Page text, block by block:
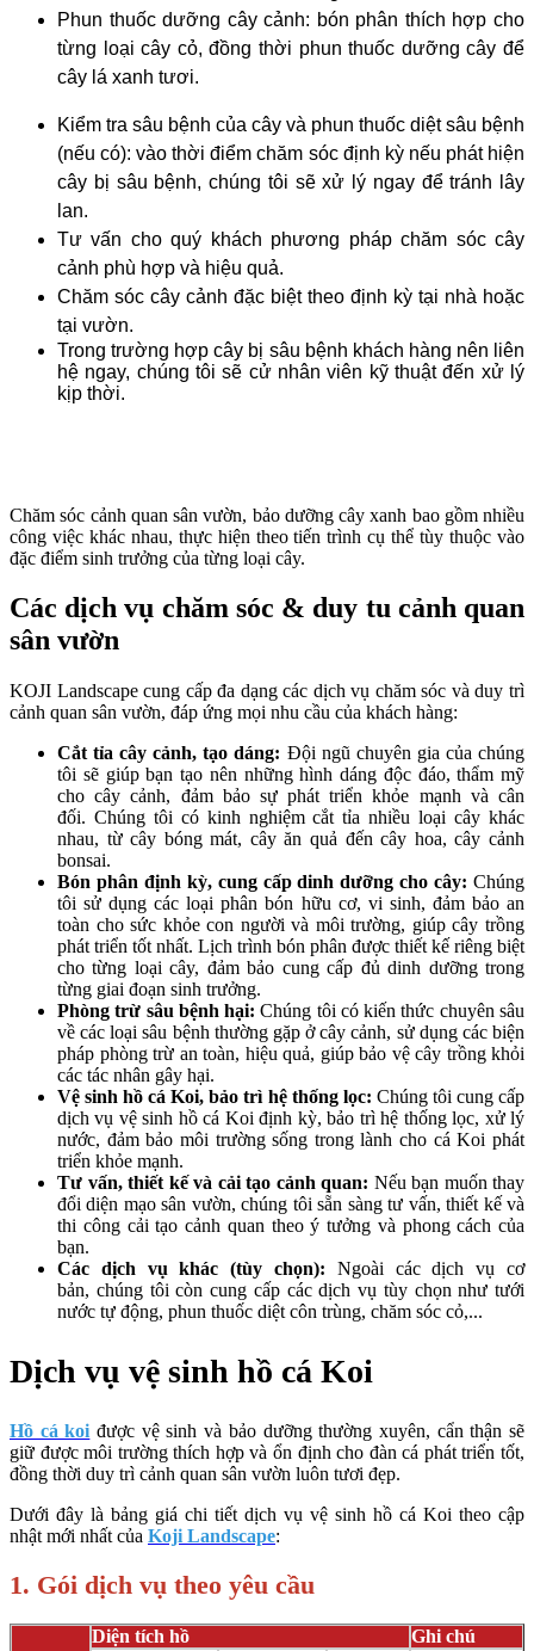
Phun thuốc dưỡng cây cảnh: bón phân thích hợp cho
từng loại cây cỏ, đồng thời phun thuốc dưỡng cây để
cây lá xanh tươi.
Kiểm tra sâu bệnh của cây và phun thuốc diệt sâu bệnh
(nếu có): vào thời điểm chăm sóc định kỳ nếu phát hiện
cây bị sâu bệnh, chúng tôi sẽ xử lý ngay để tránh lây
lan.
Tư vấn cho quý khách phương pháp chăm sóc cây
cảnh phù hợp và hiệu quả.
Chăm sóc cây cảnh đặc biệt theo định kỳ tại nhà hoặc
tại vườn.
Trong trường hợp cây bị sâu bệnh khách hàng nên liên
hệ ngay, chúng tôi sẽ cử nhân viên kỹ thuật đến xử lý
kịp thời.
Chăm sóc cảnh quan sân vườn, bảo dưỡng cây xanh bao gồm nhiều
công việc khác nhau, thực hiện theo tiến trình cụ thể tùy thuộc vào
đặc điểm sinh trưởng của từng loại cây.
Các dịch vụ chăm sóc & duy tu cảnh quan
sân vườn
KOJI Landscape cung cấp đa dạng các dịch vụ chăm sóc và duy trì
cảnh quan sân vườn, đáp ứng mọi nhu cầu của khách hàng:
Cắt tỉa cây cảnh, tạo dáng: Đội ngũ chuyên gia của chúng
tôi sẽ giúp bạn tạo nên những hình dáng độc đáo, thẩm mỹ
cho cây cảnh, đảm bảo sự phát triển khỏe mạnh và cân
đối. Chúng tôi có kinh nghiệm cắt tỉa nhiều loại cây khác
nhau, từ cây bóng mát, cây ăn quả đến cây hoa, cây cảnh
bonsai.
Bón phân định kỳ, cung cấp dinh dưỡng cho cây: Chúng
tôi sử dụng các loại phân bón hữu cơ, vi sinh, đảm bảo an
toàn cho sức khỏe con người và môi trường, giúp cây trồng
phát triển tốt nhất. Lịch trình bón phân được thiết kế riêng biệt
cho từng loại cây, đảm bảo cung cấp đủ dinh dưỡng trong
từng giai đoạn sinh trưởng.
Phòng trừ sâu bệnh hại: Chúng tôi có kiến thức chuyên sâu
về các loại sâu bệnh thường gặp ở cây cảnh, sử dụng các biện
pháp phòng trừ an toàn, hiệu quả, giúp bảo vệ cây trồng khỏi
các tác nhân gây hại.
Vệ sinh hồ cá Koi, bảo trì hệ thống lọc: Chúng tôi cung cấp
dịch vụ vệ sinh hồ cá Koi định kỳ, bảo trì hệ thống lọc, xử lý
nước, đảm bảo môi trường sống trong lành cho cá Koi phát
triển khỏe mạnh.
Tư vấn, thiết kế và cải tạo cảnh quan: Nếu bạn muốn thay
đổi diện mạo sân vườn, chúng tôi sẵn sàng tư vấn, thiết kế và
thi công cải tạo cảnh quan theo ý tưởng và phong cách của
bạn.
Các dịch vụ khác (tùy chọn): Ngoài các dịch vụ cơ
bản, chúng tôi còn cung cấp các dịch vụ tùy chọn như tưới
nước tự động, phun thuốc diệt côn trùng, chăm sóc cỏ,...
Dịch vụ vệ sinh hồ cá Koi
Hồ cá koi được vệ sinh và bảo dưỡng thường xuyên, cẩn thận sẽ
giữ được môi trường thích hợp và ổn định cho đàn cá phát triển tốt,
đồng thời duy trì cảnh quan sân vườn luôn tươi đẹp.
Dưới đây là bảng giá chi tiết dịch vụ vệ sinh hồ cá Koi theo cập
nhật mới nhất của Koji Landscape:
1. Gói dịch vụ theo yêu cầu
Diện tích hồ
Ghi chú